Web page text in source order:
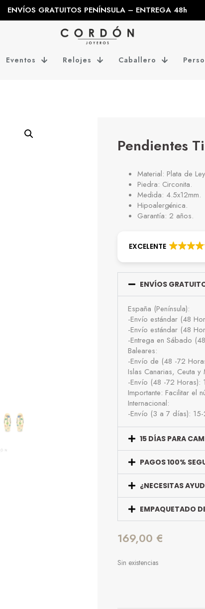
ENVÍOS GRATUITOS PENÍNSULA – ENTREGA 48h
Eventos Relojes Caballero
Pendientes
Material: Plata de
Piedra: Circonita.
Medida: 4.5x12mm.
Hipoalergénica.
Garantía: 2 años.
EXCELENTE
ENVÍOS
España (Península):
-Envío estándar (48
-Envío estándar (48
-Entrega en Sábado
Baleares:
-Envío de (48 -72
Islas Canarias, Ceuta y
-Envío (48 -72 Horas):
Importante: Facilitar el
Internacional:
-Envío (3 a 7 días):
15 DÍAS PARA
PAGOS 100%
¿NECESITAS
EMPAQUETADO
169,00 €
Sin existencias